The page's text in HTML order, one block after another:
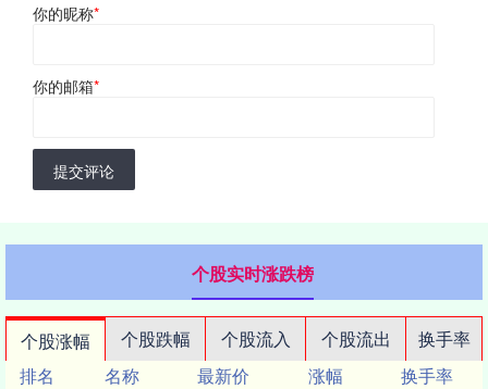
你的昵称*
你的邮箱*
提交评论
个股实时涨跌榜
个股涨幅 个股跌幅 个股流入 个股流出
换手率
排名
名称 最新价 涨幅
换手率